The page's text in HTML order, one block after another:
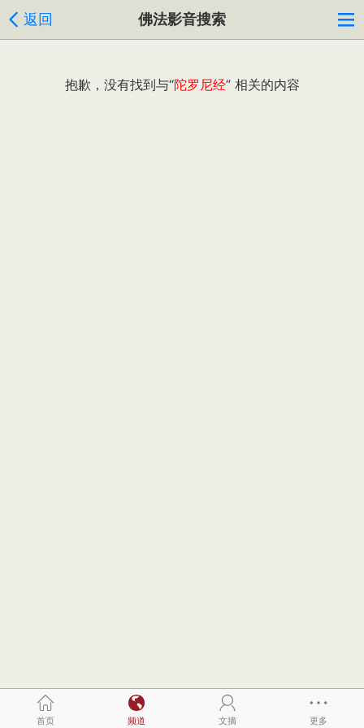
返回 佛法影音搜索
抱歉，没有找到与“陀罗尼经” 相关的内容
首页 频道 文摘 更多